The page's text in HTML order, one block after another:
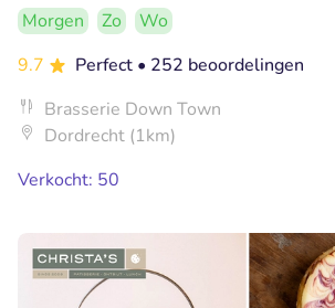
Morgen Zo
Wo
9.7
Perfect • 252 beoordelingen
Brasserie Down Town
Dordrecht (1km)
Verkocht: 50